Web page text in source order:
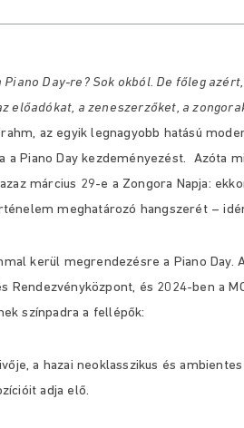
Piano Day-re? Sok okból. De főleg
előadókat, a zeneszerzőket, a
az egyik legnagyobb hatású
Piano Day kezdeményezést. Azóta
március 29-e a Zongora Napja:
meghatározó hangszerét –
kerül megrendezésre a Piano Day.
Rendezvényközpont, és 2024-ben a
színpadra a fellépők:
a hazai neoklasszikus és
adja elő.